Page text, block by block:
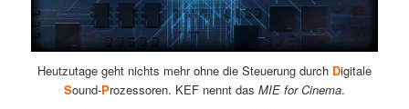
Heutzutage geht nichts mehr ohne die Steuerung durch Digitale
Sound-Prozessoren. KEF nennt das MIE for Cinema.